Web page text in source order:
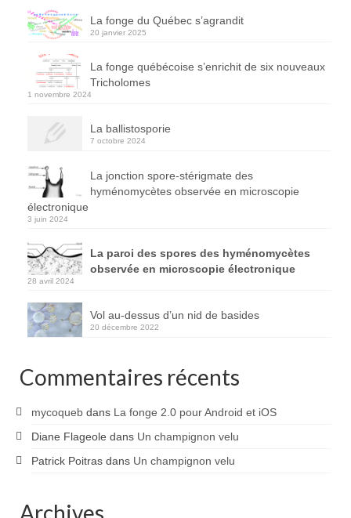
La fonge du Québec s’agrandit
20 janvier 2025
La fonge québécoise s’enrichit de six nouveaux
Tricholomes
1 novembre 2024
La ballistosporie
7 octobre 2024
La jonction spore-stérigmate des
hyménomycètes observée en microscopie
électronique
3 juin 2024
La paroi des spores des hyménomycètes
observée en microscopie électronique
28 avril 2024
Vol au-dessus d’un nid de basides
20 décembre 2022
Commentaires récents
mycoqueb dans La fonge 2.0 pour Android et iOS
Diane Flageole dans Un champignon velu
Patrick Poitras dans Un champignon velu
Archives